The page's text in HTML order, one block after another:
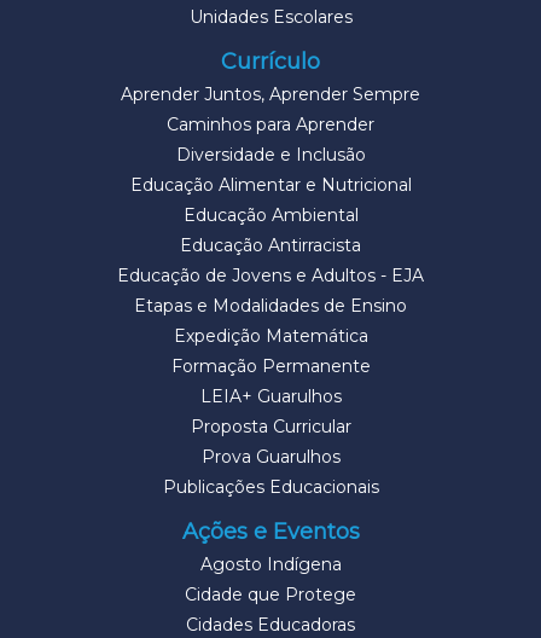
Unidades Escolares
Currículo
Aprender Juntos, Aprender Sempre
Caminhos para Aprender
Diversidade e Inclusão
Educação Alimentar e Nutricional
Educação Ambiental
Educação Antirracista
Educação de Jovens e Adultos - EJA
Etapas e Modalidades de Ensino
Expedição Matemática
Formação Permanente
LEIA+ Guarulhos
Proposta Curricular
Prova Guarulhos
Publicações Educacionais
Ações e Eventos
Agosto Indígena
Cidade que Protege
Cidades Educadoras